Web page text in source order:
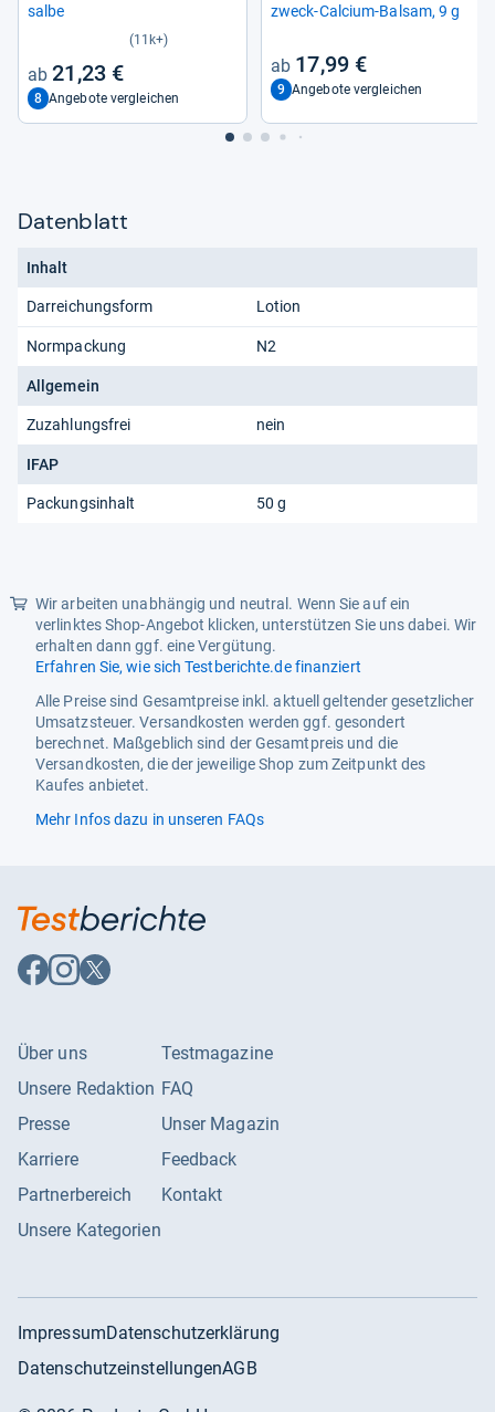
salbe
(11k+)
21,23 €
8 Angebote vergleichen
zweck-​Cal­cium-​Bal­sam, 9 g
17,99 €
9 Angebote vergleichen
Datenblatt
Inhalt
Darreichungsform Lotion
Normpackung N2
Allgemein
Zuzahlungsfrei nein
IFAP
Packungsinhalt 50 g
Wir arbeiten unabhängig und neutral. Wenn Sie auf ein
verlinktes Shop-Angebot klicken, unterstützen Sie uns dabei. Wir
erhalten dann ggf. eine Vergütung.
Erfahren Sie, wie sich Testberichte.de finanziert
Alle Preise sind Gesamtpreise inkl. aktuell geltender gesetzlicher
Umsatzsteuer. Versandkosten werden ggf. gesondert
berechnet. Maßgeblich sind der Gesamtpreis und die
Versandkosten, die der jeweilige Shop zum Zeitpunkt des
Kaufes anbietet.
Mehr Infos dazu in unseren FAQs
Auf
Facebook
Auf
Instagram
Auf
X
Über uns
Unsere Redaktion
Presse
Karriere
Partnerbereich
Unsere Kategorien
Testmagazine
FAQ
Unser Magazin
Feedback
Kontakt
ImpressumDatenschutzerklärung
DatenschutzeinstellungenAGB